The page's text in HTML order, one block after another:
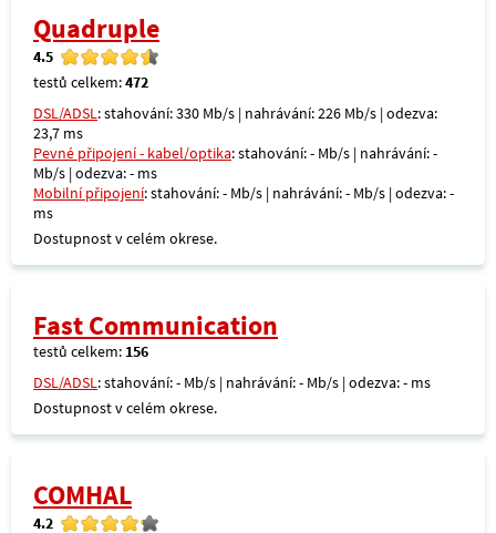
Quadruple
4.5
testů celkem:472
DSL/ADSL: stahování: 330 Mb/s | nahrávání: 226 Mb/s | odezva:
23,7 ms
Pevné připojení - kabel/optika: stahování: - Mb/s | nahrávání: -
Mb/s | odezva: - ms
Mobilní připojení: stahování: - Mb/s | nahrávání: - Mb/s | odezva: -
ms
Dostupnost v celém okrese.
Fast Communication
testů celkem: 156
DSL/ADSL: stahování: - Mb/s | nahrávání: - Mb/s | odezva: - ms
Dostupnost v celém okrese.
COMHAL
4.2